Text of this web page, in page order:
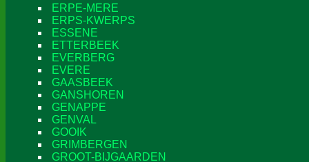
ERPE-MERE
ERPS-KWERPS
ESSENE
ETTERBEEK
EVERBERG
EVERE
GAASBEEK
GANSHOREN
GENAPPE
GENVAL
GOOIK
GRIMBERGEN
GROOT-BIJGAARDEN